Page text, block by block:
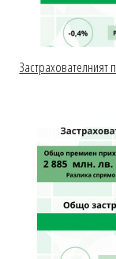
Застрахователният